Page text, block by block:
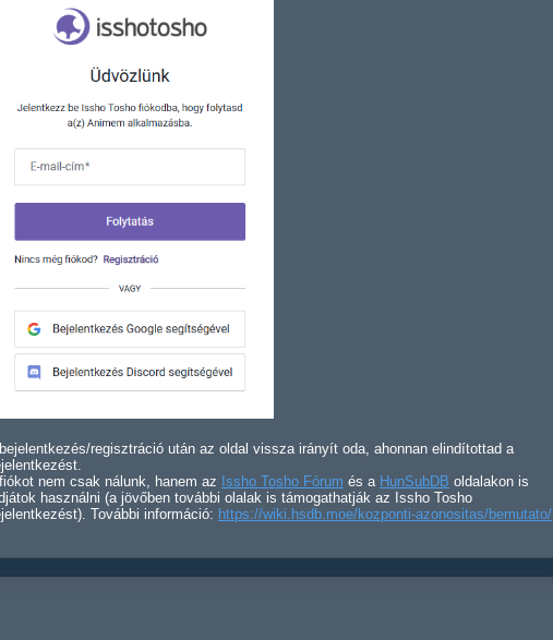
regisztráció után az oldal vissza irányít oda, ahonnan elindítottad a
nem csak nálunk, hanem az Issho Tosho Fórum és a HunSubDB oldalakon is
használni (a jövőben további olalak is támogathatják az Issho Tosho
További információ: https://wiki.hsdb.moe/kozponti-azonositas/bemutato/